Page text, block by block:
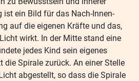
ist ein Bild für das Nach-Innen-
auf die eigenen Kräfte und das,
wirkt. In der Mitte stand eine
jedes Kind sein eigenes
die Spirale zurück. An einer Stelle
abgestellt, so dass die Spirale